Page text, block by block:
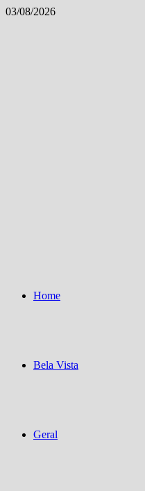
Skip
03/08/2026
Home
Bela Vista
Geral